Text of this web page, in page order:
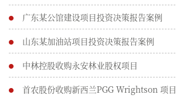
广东某公馆建设项目投资决策报告案例
山东某加油站项目投资决策报告案例
中林控股收购永安林业股权项目
首农股份收购新西兰PGG Wrightson 项目